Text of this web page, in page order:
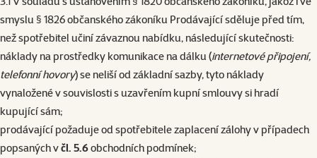
smyslu § 1826 občanského zákoníku Prodávající sděluje před tím,
než spotřebitel učiní závaznou nabídku, následující skutečnosti:
náklady na prostředky komunikace na dálku (internetové připojení,
telefonní hovory) se neliší od základní sazby, tyto náklady
vynaložené v souvislosti s uzavřením kupní smlouvy si hradí
kupující sám;
prodávající požaduje od spotřebitele zaplacení zálohy v případech
popsaných včl. 5.6obchodních podmínek;